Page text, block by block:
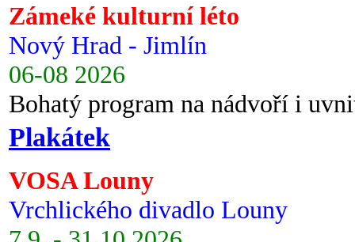
Zámeké kulturní léto
Nový Hrad - Jimlín
06-08 2026
Bohatý program na nádvoří i
Plakátek
VOSA Louny
Vrchlického divadlo Louny